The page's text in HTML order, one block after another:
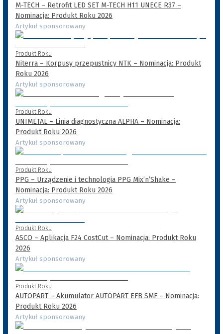
M-TECH – Retrofit LED SET M-TECH H11 UNECE R37 –
Nominacja: Produkt Roku 2026
Artykuł sponsorowany
Produkt Roku
Niterra – Korpusy przepustnicy NTK – Nominacja: Produkt
Roku 2026
Artykuł sponsorowany
Produkt Roku
UNIMETAL – Linia diagnostyczna ALPHA – Nominacja:
Produkt Roku 2026
Artykuł sponsorowany
Produkt Roku
PPG – Urządzenie i technologia PPG Mix’n’Shake –
Nominacja: Produkt Roku 2026
Artykuł sponsorowany
Produkt Roku
ASCO – Aplikacja F24 CostCut – Nominacja: Produkt Roku
2026
Artykuł sponsorowany
Produkt Roku
AUTOPART – Akumulator AUTOPART EFB SMF – Nominacja:
Produkt Roku 2026
Artykuł sponsorowany